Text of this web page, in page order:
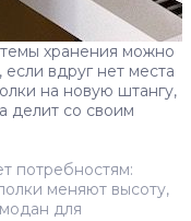
хранения можно
вдруг нет места
на новую штангу,
делит со своим
потребностям:
меняют высоту,
для